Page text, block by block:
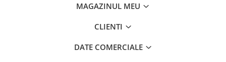
MAGAZINUL MEU
CLIENTI
DATE COMERCIALE